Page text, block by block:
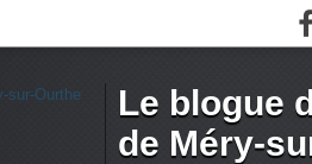
Le blogue
de Méry-